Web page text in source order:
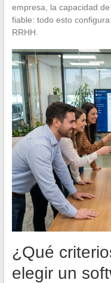
empresa, la capacidad
fiable: todo esto
RRHH.
¿Qué
elegir un